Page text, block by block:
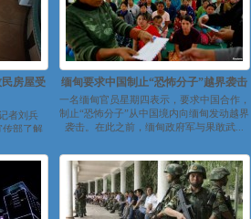
房屋受
者刘兵
传部了解
缅甸要求中国制止“恐怖分子”越界袭击
一名缅甸官员星期四表示，要求中国合作，
制止“恐怖分子”从中国境内向缅甸发动越界
袭击。在此之前，缅甸政府军与果敢武...